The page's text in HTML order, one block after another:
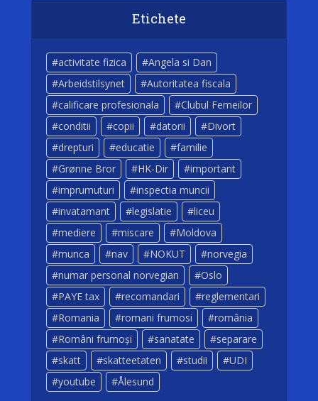
Etichete
activitate fizica
Angela si Dan
Arbeidstilsynet
Autoritatea fiscala
calificare profesionala
Clubul Femeilor
conditii
copii datorii
Divort
drepturi
educatie
familie
Grønne Bror
HK-Dir
important
imprumuturi
inspectia muncii
invatamant
legislatie
liceu
mediere
miscare
Moldova
munca
nav NOKUT
norvegia
numar personal norvegian
Oslo
PAYE tax
recomandari
reglementari
Romania
romani frumosi
românia
Români frumoși
sanatate
separare
skatt
skatteetaten studii
UDI
youtube
Ålesund